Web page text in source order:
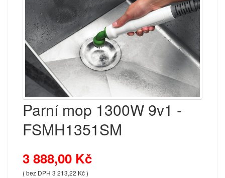
Parní mop 1300W 9v1 -
FSMH1351SM
3 888,00 Kč
( bez DPH 3 213,22 Kč )